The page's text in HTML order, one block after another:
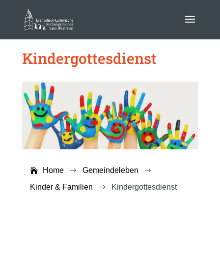
Kindergottesdienst
Home $ Gemeindeleben $
Kinder & Familien $ Kindergottesdienst